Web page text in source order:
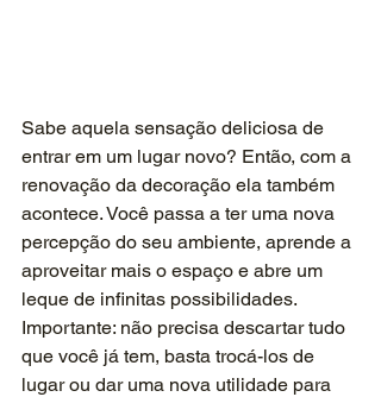
Sabe aquela sensação deliciosa de
entrar em um lugar novo? Então, com a
renovação da decoração ela também
acontece. Você passa a ter uma nova
percepção do seu ambiente, aprende a
aproveitar mais o espaço e abre um
leque de infinitas possibilidades.
Importante: não precisa descartar tudo
que você já tem, basta trocá-los de
lugar ou dar uma nova utilidade para